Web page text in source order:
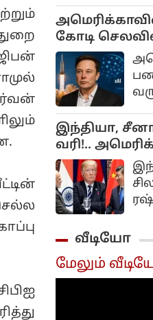
கோடி
எலன் மஸ்க்
இந்தியா,
வரி!..
நிறைவேறிய
வீடியோ
மேலும்